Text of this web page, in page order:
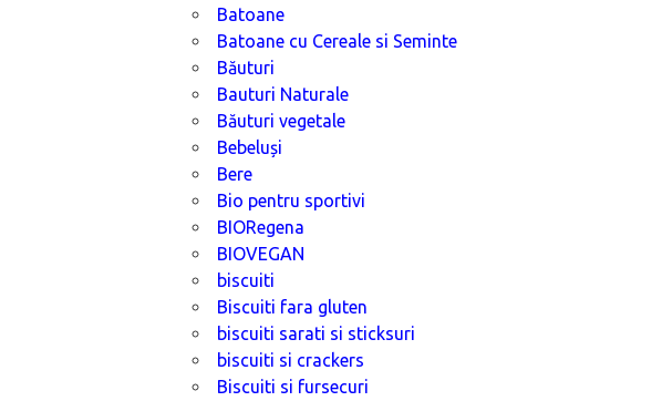
Batoane
Batoane cu Cereale si Seminte
Băuturi
Bauturi Naturale
Băuturi vegetale
Bebeluși
Bere
Bio pentru sportivi
BIORegena
BIOVEGAN
biscuiti
Biscuiti fara gluten
biscuiti sarati si sticksuri
biscuiti si crackers
Biscuiti si fursecuri